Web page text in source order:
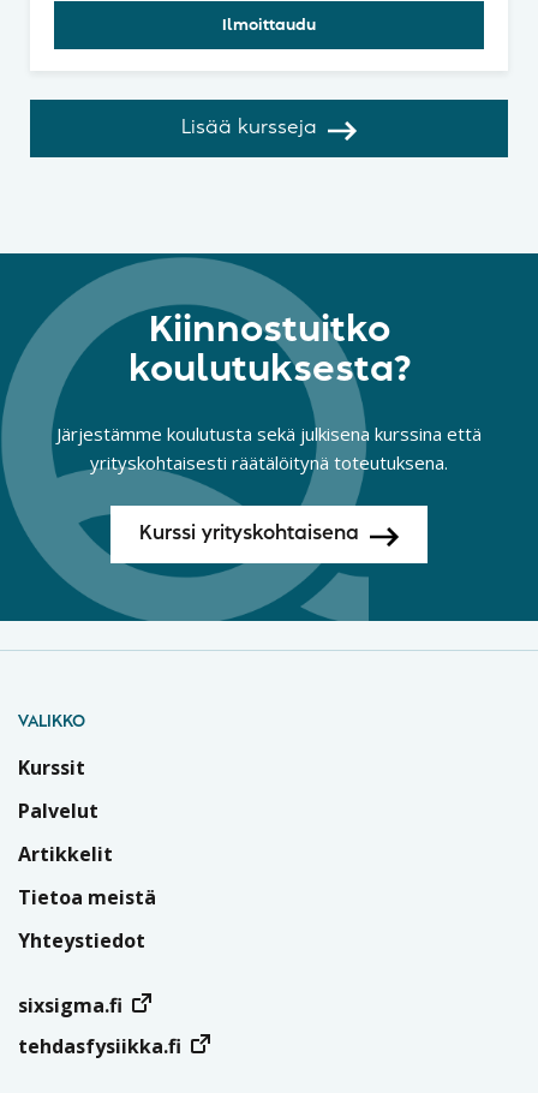
Ilmoittaudu
Lisää kursseja
Kiinnostuitko
koulutuksesta?
Järjestämme koulutusta sekä julkisena kurssina että
yrityskohtaisesti räätälöitynä toteutuksena.
Kurssi yrityskohtaisena
VALIKKO
Kurssit
Palvelut
Artikkelit
Tietoa meistä
Yhteystiedot
sixsigma.fi
tehdasfysiikka.fi